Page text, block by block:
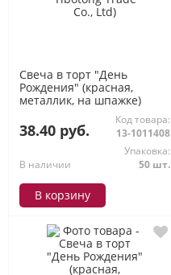
Свеча в торт "День
Рождения" (красная,
металлик, на шпажке)
цифра "4" 114089, (Yiwu
Yibotong Trade Co., Ltd)
38.40 руб.
Код товара:
13-1011408
В наличии
Упаковка:
50 шт.
В корзину